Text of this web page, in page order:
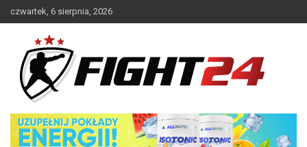
to
czwartek, 6 sierpnia, 2026
FIGHT24.PL – MMA i K-1, UFC